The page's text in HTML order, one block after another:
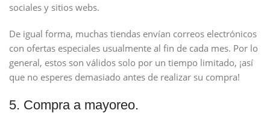
sociales y sitios webs.
De igual forma, muchas tiendas envían correos electrónicos
con ofertas especiales usualmente al fin de cada mes. Por lo
general, estos son válidos solo por un tiempo limitado, ¡así
que no esperes demasiado antes de realizar su compra!
5. Compra a mayoreo.